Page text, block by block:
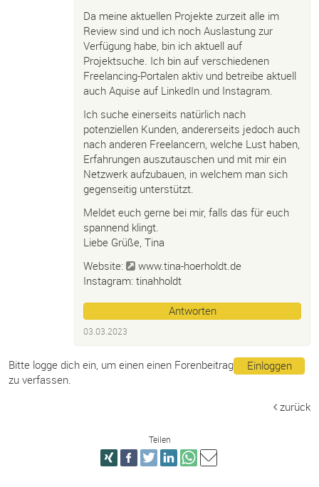
Da meine aktuellen Projekte zurzeit alle im
Review sind und ich noch Auslastung zur
Verfügung habe, bin ich aktuell auf
Projektsuche. Ich bin auf verschiedenen
Freelancing-Portalen aktiv und betreibe aktuell
auch Aquise auf LinkedIn und Instagram.
Ich suche einerseits natürlich nach
potenziellen Kunden, andererseits jedoch auch
nach anderen Freelancern, welche Lust haben,
Erfahrungen auszutauschen und mit mir ein
Netzwerk aufzubauen, in welchem man sich
gegenseitig unterstützt.
Meldet euch gerne bei mir, falls das für euch
spannend klingt.
Liebe Grüße, Tina
Website:
www.tina-hoerholdt.de
Instagram: tinahholdt
Antworten
03.03.2023
Einloggen
Bitte logge dich ein, um einen einen Forenbeitrag
zu verfassen.
zurück
Teilen